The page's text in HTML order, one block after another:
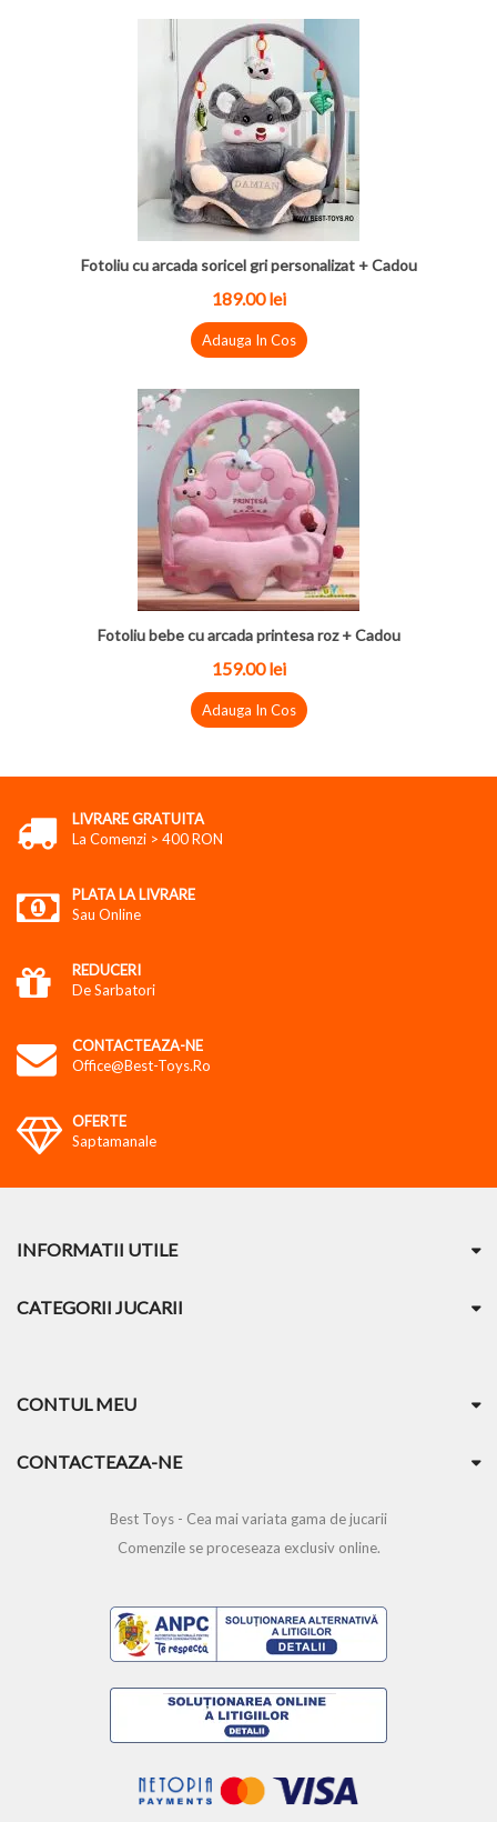
Fotoliu cu arcada soricel gri personalizat + Cadou
189.00 lei
Adauga In Cos
Fotoliu bebe cu arcada printesa roz + Cadou
159.00 lei
Adauga In Cos
LIVRARE GRATUITA
La Comenzi > 400 RON
PLATA LA LIVRARE
Sau Online
REDUCERI
De Sarbatori
CONTACTEAZA-NE
Office@best-Toys.ro
OFERTE
Saptamanale
INFORMATII UTILE
CATEGORII JUCARII
CONTUL MEU
CONTACTEAZA-NE
Best Toys - Cea mai variata gama de jucarii
Comenzile se proceseaza exclusiv online.